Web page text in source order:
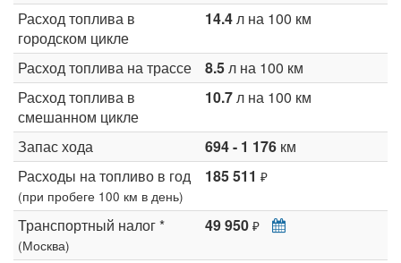
Расход топлива в
городском цикле
14.4л на 100 км
Расход топлива на трассе 8.5л на 100 км
Расход топлива в
смешанном цикле
10.7л на 100 км
Запас хода 694 - 1 176 км
Расходы на топливо в год
(при пробеге 100 км в день)
185 511 ₽
Транспортный налог *
(Москва)
49 950 ₽